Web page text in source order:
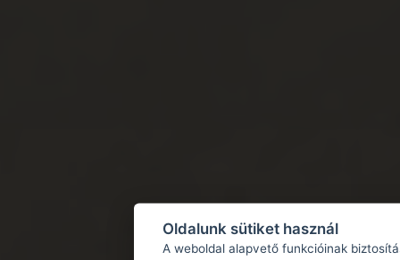
Oldalunk sütiket használ
A weboldal alapvető funkcióinak